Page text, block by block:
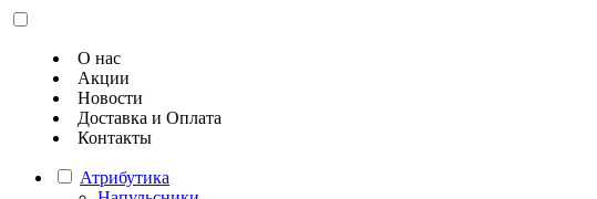
О нас
Акции
Новости
Доставка и Оплата
Контакты
Атрибутика